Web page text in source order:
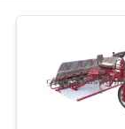
PRODUK
TENTANG
KAMI